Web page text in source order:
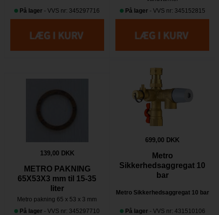
På lager - VVS nr: 345297716
På lager - VVS nr: 345152815
139,00 DKK
METRO PAKNING
65X53X3 mm til 15-35
liter
Metro pakning 65 x 53 x 3 mm
På lager - VVS nr: 345297710
699,00 DKK
Metro
Sikkerhedsaggregat 10
bar
Metro Sikkerhedsaggregat 10 bar
På lager - VVS nr: 431510106